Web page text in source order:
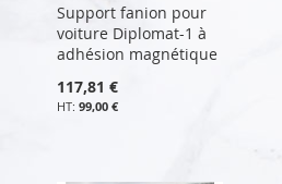
Support fanion pour
voiture Diplomat-1 à
adhésion magnétique
117,81 €
99,00 €